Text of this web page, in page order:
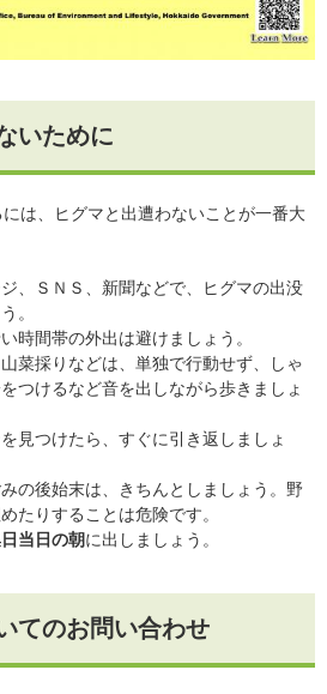
いために
は、ヒグマと出遭わないことが一番大
、ＳＮＳ、新聞などで、ヒグマの出没
。
時間帯の外出は避けましょう。
菜採りなどは、単独で行動せず、しゃ
つけるなど音を出しながら歩きましょ
見つけたら、すぐに引き返しましょ
の後始末は、きちんとしましょう。野
たりすることは危険です。
当日の朝に出しましょう。
てのお問い合わせ